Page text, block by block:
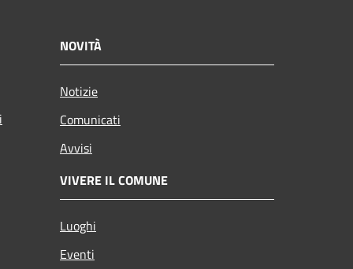
NOVITÀ
Notizie
Comunicati
Avvisi
VIVERE IL COMUNE
Luoghi
Eventi